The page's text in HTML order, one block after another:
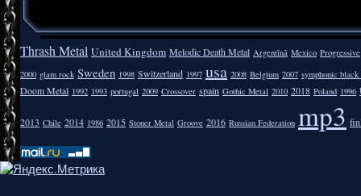
Thrash Metal United Kingdom Melodic Death Metal Argentīnā Mexico Progressive
2000 glam rock Sweden 1998 Switzerland 1997 usa 2008 Belgium 2007 symphonic
Doom Metal 1992 1993 portugal 2009 Crossover spain Gothic Metal 2010 2018 Poland 1996
2013 Chile 2014 1986 2015 Stoner Metal Groove 2016 Russian Federation mp3